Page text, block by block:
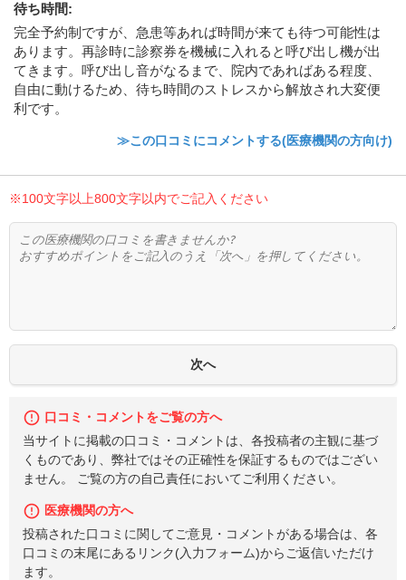
待ち時間:
完全予約制ですが、急患等あれば時間が来ても待つ可能性は
あります。再診時に診察券を機械に入れると呼び出し機が出
てきます。呼び出し音がなるまで、院内であればある程度、
自由に動けるため、待ち時間のストレスから解放され大変便
利です。
≫この口コミにコメントする(医療機関の方向け)
※100文字以上800文字以内でご記入ください
口コミ・コメントをご覧の方へ
当サイトに掲載の口コミ・コメントは、各投稿者の主観に基づ
くものであり、弊社ではその正確性を保証するものではござい
ません。 ご覧の方の自己責任においてご利用ください。
医療機関の方へ
投稿された口コミに関してご意見・コメントがある場合は、各
口コミの末尾にあるリンク(入力フォーム)からご返信いただけ
ます。